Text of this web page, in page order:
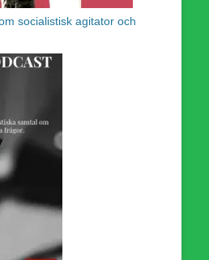
socialistisk agitator och